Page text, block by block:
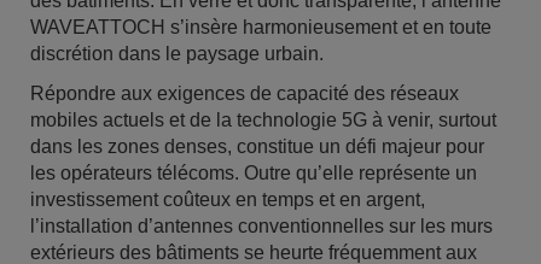
WAVEATTOCH s’insère harmonieusement et en toute
discrétion dans le paysage urbain.
Répondre aux exigences de capacité des réseaux
mobiles actuels et de la technologie 5G à venir, surtout
dans les zones denses, constitue un défi majeur pour
les opérateurs télécoms. Outre qu’elle représente un
investissement coûteux en temps et en argent,
l’installation d’antennes conventionnelles sur les murs
extérieurs des bâtiments se heurte fréquemment aux